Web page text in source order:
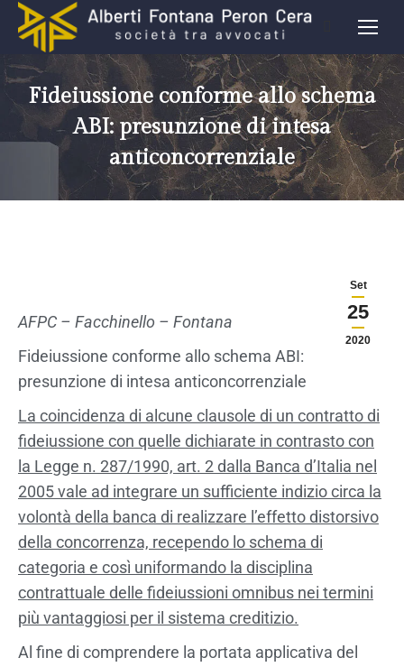
Fideiussione conforme allo schema
ABI: presunzione di intesa
anticoncorrenziale
Set
25
2020
AFPC – Facchinello – Fontana
Fideiussione conforme allo schema ABI:
presunzione di intesa anticoncorrenziale
La coincidenza di alcune clausole di un contratto di
fideiussione con quelle dichiarate in contrasto con
la Legge n. 287/1990, art. 2 dalla Banca d’Italia nel
2005 vale ad integrare un sufficiente indizio circa la
volontà della banca di realizzare l’effetto distorsivo
della concorrenza, recependo lo schema di
categoria e così uniformando la disciplina
contrattuale delle fideiussioni omnibus nei termini
più vantaggiosi per il sistema creditizio.
Al fine di comprendere la portata applicativa del